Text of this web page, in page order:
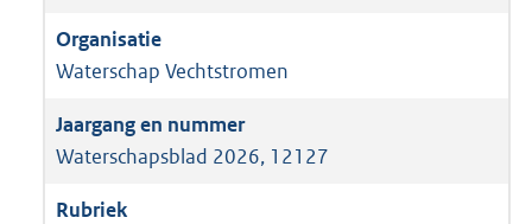
Waterschap Vechtstromen
Waterschapsblad 2026, 12127